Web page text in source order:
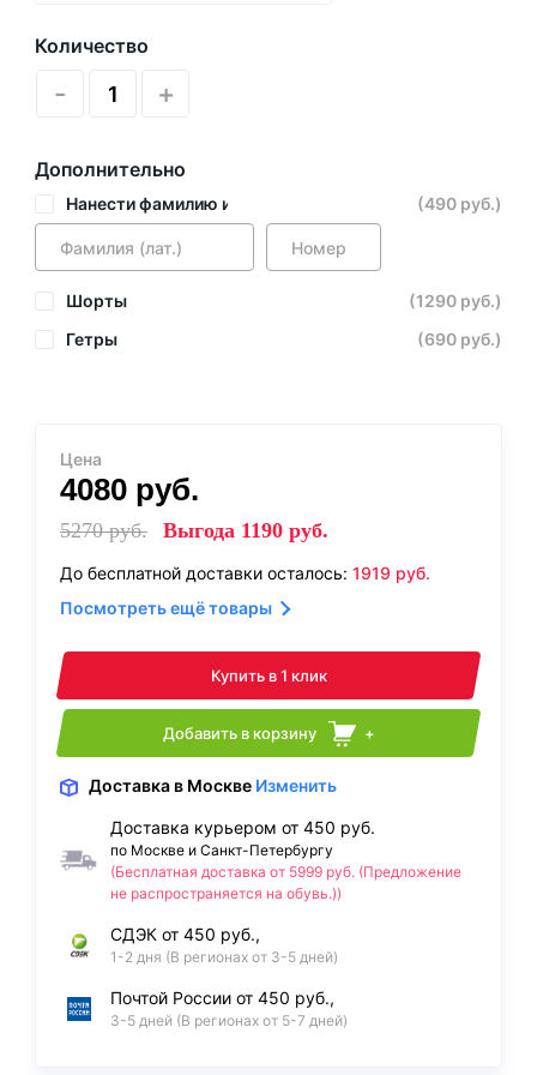
Количество
- +
Дополнительно
Нанести фамилию и номер (490 руб.)
Шорты
(1290 руб.)
Гетры
(690 руб.)
Цена
4080 руб.
5270руб. Выгода 1190 руб.
До бесплатной доставки осталось: 1919 руб.
Посмотреть ещё товары
Купить в 1 клик
Добавить в корзину +
Доставка в Москве Изменить
Доставка курьером от 450 руб.
по Москве и Санкт-Петербургу
(Бесплатная доставка от 5999 руб. (Предложение
не распространяется на обувь.))
СДЭК от 450 руб.,
1-2 дня (В регионах от 3-5 дней)
Почтой России от 450 руб.,
3-5 дней (В регионах от 5-7 дней)